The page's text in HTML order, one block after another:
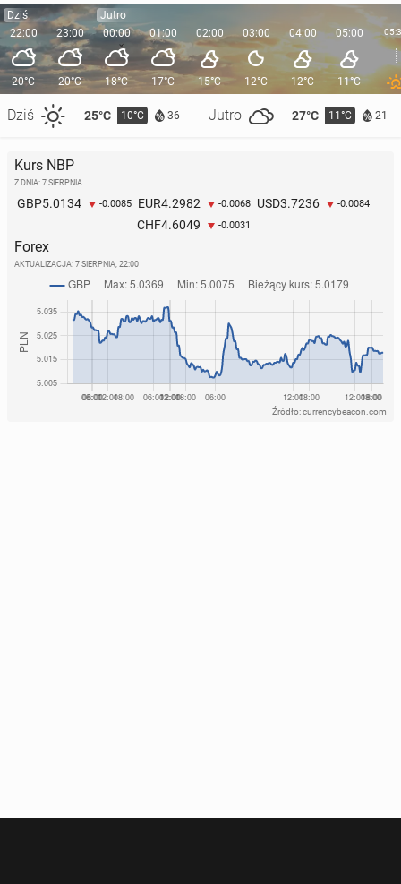
Dziś
22:00
20°C
Dziś 25°C 10°C 36 Jutro 27°C 11°C 21
23:00
20°C
Jutro
00:00
18°C
01:00
17°C
02:00
15°C
03:00
12°C
04:00
12°C
05:00
11°C
Kurs NBP
Z DNIA: 7 SIERPNIA
GBP5.0134 -0.0085 EUR4.2982 -0.0068 USD3.7236 -0.0084
CHF4.6049 -0.0031
Forex
AKTUALIZACJA: 7 SIERPNIA, 22:00
Źródło: currencybeacon.com